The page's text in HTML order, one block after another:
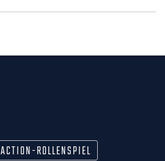
ACTION-ROLLENSPIEL